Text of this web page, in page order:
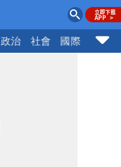
政治 社會 國際 財經
現身機場 59歲零